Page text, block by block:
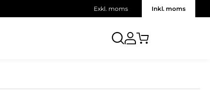
Exkl. moms Inkl. moms